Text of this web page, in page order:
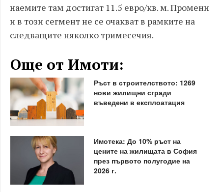
наемите там достигат 11.5 евро/кв. м. Промени
и в този сегмент не се очакват в рамките на
следващите няколко тримесечия.
Още от Имоти:
Ръст в строителството: 1269
нови жилищни сгради
въведени в експлоатация
Имотека: До 10% ръст на
цените на жилищата в София
през първото полугодие на
2026 г.